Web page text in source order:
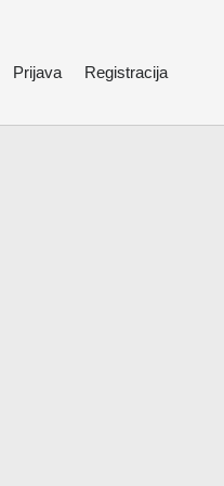
Prijava Registracija